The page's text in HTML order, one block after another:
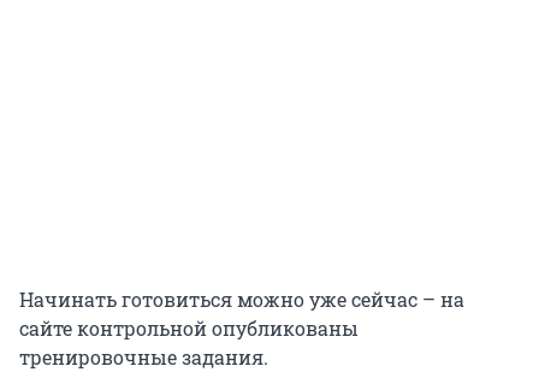
Начинать готовиться можно уже сейчас – на
сайте контрольной опубликованы
тренировочные задания.